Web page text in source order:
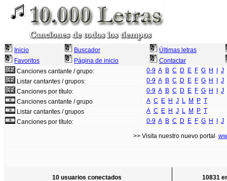
Inicio Buscador
Últimas letras
Favoritos
Página de inicio
Contactar
Canciones cantante / grupo:
0-9 A B C D E F G H
J
Listar cantantes / grupos:
0-9 A B C D E F G H
J
Canciones por título:
0-9 A B C D E F G H
J
Canciones cantante / grupo
A C E H J L M P T
Listar cantantes / grupos
A C E H J L M P T
Canciones por título:
0-9 A B C D E F G H J
>> Visita nuestro nuevo portal
10 usuarios conectados 10831